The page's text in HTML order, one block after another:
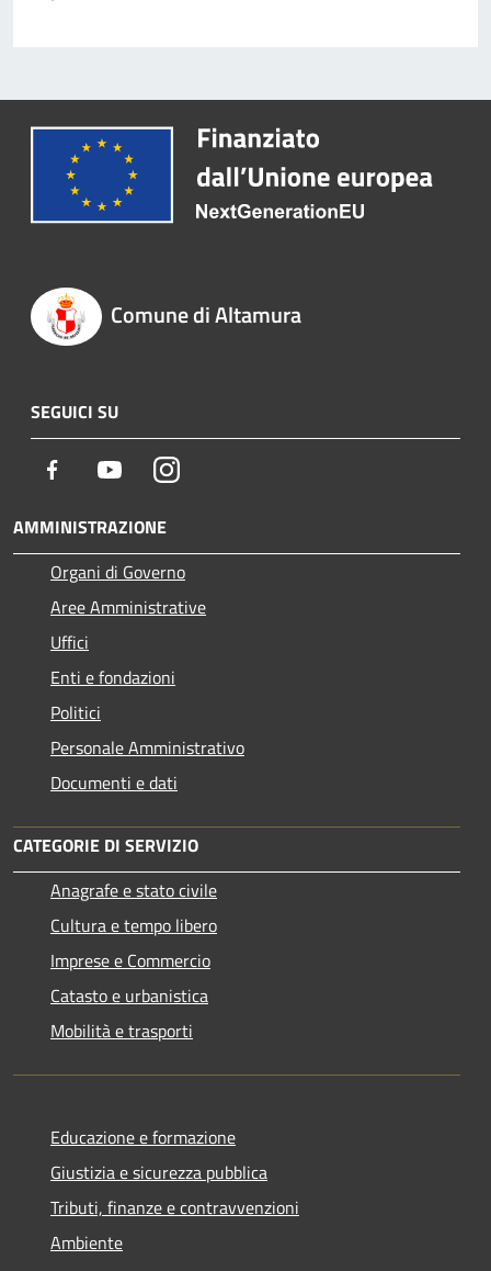
Comune di Altamura
SEGUICI SU
Facebook YoutubeInstagram
AMMINISTRAZIONE
Organi di Governo
Aree Amministrative
Uffici
Enti e fondazioni
Politici
Personale Amministrativo
Documenti e dati
CATEGORIE DI SERVIZIO
Anagrafe e stato civile
Cultura e tempo libero
Imprese e Commercio
Catasto e urbanistica
Mobilità e trasporti
Educazione e formazione
Giustizia e sicurezza pubblica
Tributi, finanze e contravvenzioni
Ambiente